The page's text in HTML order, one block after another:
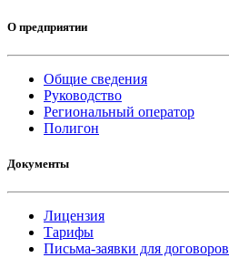
О предприятии
Общие сведения
Руководство
Региональный оператор
Полигон
Документы
Лицензия
Тарифы
Письма-заявки для договоров